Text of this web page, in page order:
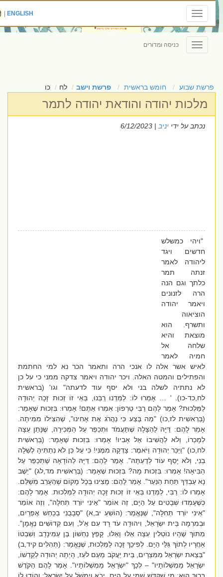
Toggle
navigation
ENGLISH
|
Toggle
navigation
כניסה ומדורים
פרשת שבוע חומש בראשית פרשת וישב לח כו
מלכות יהודה והודאת יהודה לתמר
נכתב על ידייניב| 6/12/2023
"ויהי כמשלש
חדשים ויגד
ליהודה לאמר
זנתה תמר
כלתך וגם הנה
הרה לזנונים
ויאמר יהודה
הוציאוה
ותשרף. הוא
מוצאת והיא
שלחה אל
חמיה לאמר
לאיש אשר אלה לו אנכי הרה ותאמר הכר נא למי החתמת
והפתילים והמטה האלה. ויכר יהודה ויאמר צדקה ממני כי על כן
לא נתתיה לשלה בני ולא יסף עוד לדעתה" וגו' (בראשית
לח,כד-כו). ' … אָמְרוּ לוֹ: לַמְּדֵנוּ רַבֵּנוּ, בְּאֵי זוֹ זְכוּת זָכָה יְהוּדָה
לַמַּלְכוּת? אָמַר לָהֶם רַבִּי טַרְפוֹן: אִמְרוּ אַתֶּם! אָמְרוּ: בִּזְכוּת שֶׁאָמַר:
(בְּרֵאשִׁית לז,כו) "מַה בֶּצַע כִּי נַהֲרֹג אֶת אָחִינוּ", שֶׁהִצִּילוֹ מִמִּיתָה.
אָמַר לָהֶם: דַּיָּהּ לַהַצָּלָה שֶׁתַּעֲמֹד וּתְכַפֵּר עַל הַמְּכִירָה, שֶׁנָּתַן עֵצָה
לְמָכְרוֹ, וְלֹא לַהֲשִׁיבוֹ אֶל אָבִיו! אָמְרוּ: בִּזְכוּת שֶׁאָמַר: (בְּרֵאשִׁית
לח,כו) "וַיַּכֵּר יְהוּדָה וַיֹּאמֶר: צָדְקָה מִמֶּנִּי! כִּי עַל כֵּן לֹא נְתַתִּיהָ לְשֵׁלָה
בְנִי, וְלֹא יָסַף עוֹד לְדַעְתָּהּ". אָמַר לָהֶם: דַּיָּהּ לַהוֹדָאָה שֶׁתְּכַפֵּר עַל
הַבִּיאָה! אָמְרוּ: בִּזְכוּת מָה? בִּזְכוּת שֶׁאָמַר: (בְּרֵאשִׁית מד,לג) "יֵשֶׁב
נָא עַבְדְּךָ תַּחַת הַנַּעַר". אָמַר לָהֶם: מָצִינוּ בְּכָל מָקוֹם שֶׁהֶעָרֵב מְשַׁלֵּם.
אָמְרוּ לוֹ: רַבִּי, לַמְּדֵנוּ בְּאֵי זוֹ זְכוּת זָכָה יְהוּדָה לַמַּלְכוּת. אָמַר לָהֶם:
כְּשֶׁעָמְדוּ שְׁבָטִים עַל הַיָּם, זֶה אוֹמֵר "אֵינִי יוֹרֵד תְּחִלָּה", וְזֶה אוֹמֵר
"אֵינִי יוֹרֵד תְּחִלָּה", שֶׁנֶּאֱמַר: (הוֹשֵׁעַ יב,א) "סְבָבֻנִי בְכַחַשׁ אֶפְרַיִם,
וּבְמִרְמָה בֵּית יִשְׂרָאֵל, וִיהוּדָה עֹד רָד עִם אֵ'ל, וְעִם קְדוֹשִׁים נֶאֱמָן".
מִתּוֹךְ שֶׁהָיוּ נוֹטְלִין עֵצָה אֵלּוּ וָאֵלּוּ, קָפַץ נַחְשׁוֹן בֶּן עַמִּינָדָב וְשִׁבְטוֹ
אַחֲרָיו לְתוֹךְ גַּלֵּי הַיָּם. לְפִיכָךְ זָכָה לַמַּלְכוּת, שֶׁנֶּאֱמַר: (תְּהִלִּים קיד,ב)
"בְּצֵאת יִשְׂרָאֵל מִמִּצְרָיִם, בֵּית יַעֲקֹב מֵעַם לֹעֵז, הָיְתָה יְהוּדָה לְקָדְשׁוֹ,
יִשְׂרָאֵל מַמְשְׁלוֹתָיו" – לְכָךְ "יִשְׂרָאֵל מַמְשְׁלוֹתָיו". אָמַר לָהֶם הַקֹּדֶשׁ